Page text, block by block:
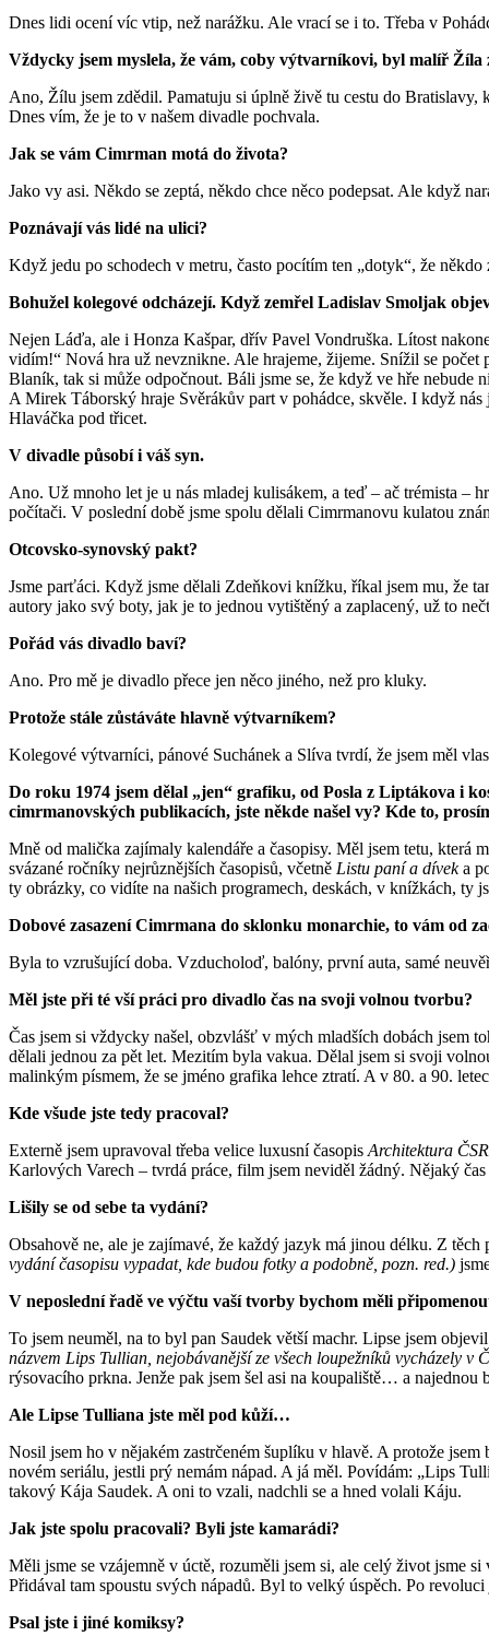
Dnes lidi ocení víc vtip, než narážku. Ale vrací se i to. Třeba v
Vždycky jsem myslela, že vám, coby výtvarníkovi, byl malíř
Ano, Žílu jsem zdědil. Pamatuju si úplně živě tu cestu do
Dnes vím, že je to v našem divadle pochvala.
Jak se vám Cimrman motá do života?
Jako vy asi. Někdo se zeptá, někdo chce něco podepsat. Ale když
Poznávají vás lidé na ulici?
Když jedu po schodech v metru, často pocítím ten „dotyk“, že
Bohužel kolegové odcházejí. Když zemřel Ladislav Smoljak
Nejen Láďa, ale i Honza Kašpar, dřív Pavel Vondruška. Lítost
vidím!“ Nová hra už nevznikne. Ale hrajeme, žijeme. Snížil se
Blaník, tak si může odpočnout. Báli jsme se, že když ve hře
A Mirek Táborský hraje Svěrákův part v pohádce, skvěle. I když
Hlaváčka pod třicet.
V divadle působí i váš syn.
Ano. Už mnoho let je u nás mladej kulisákem, a teď – ač trémista –
počítači. V poslední době jsme spolu dělali Cimrmanovu kulatou
Otcovsko-synovský pakt?
Jsme parťáci. Když jsme dělali Zdeňkovi knížku, říkal jsem mu, že
autory jako svý boty, jak je to jednou vytištěný a zaplacený, už to
Pořád vás divadlo baví?
Ano. Pro mě je divadlo přece jen něco jiného, než pro kluky.
Protože stále zůstáváte hlavně výtvarníkem?
Kolegové výtvarníci, pánové Suchánek a Slíva tvrdí, že jsem měl
Do roku 1974 jsem dělal „jen“ grafiku, od Posla z Liptákova i
cimrmanovských publikacích, jste někde našel vy? Kde to,
Mně od malička zajímaly kalendáře a časopisy. Měl jsem tetu,
svázané ročníky nejrůznějších časopisů, včetně Listu paní a díveka
ty obrázky, co vidíte na našich programech, deskách, v knížkách,
Dobové zasazení Cimrmana do sklonku monarchie, to vám od
Byla to vzrušující doba. Vzducholoď, balóny, první auta, samé
Měl jste při té vší práci pro divadlo čas na svoji volnou tvorbu?
Čas jsem si vždycky našel, obzvlášť v mých mladších dobách jsem
dělali jednou za pět let. Mezitím byla vakua. Dělal jsem si svoji
malinkým písmem, že se jméno grafika lehce ztratí. A v 80. a 90.
Kde všude jste tedy pracoval?
Externě jsem upravoval třeba velice luxusní časopis Architektura ČSR
Karlových Varech – tvrdá práce, film jsem neviděl žádný. Nějaký
Lišily se od sebe ta vydání?
Obsahově ne, ale je zajímavé, že každý jazyk má jinou délku. Z
vydání časopisu vypadat, kde budou fotky a podobně, pozn. red.)
V neposlední řadě ve výčtu vaší tvorby bychom měli
To jsem neuměl, na to byl pan Saudek větší machr. Lipse jsem
názvem Lips Tullian, nejobávanější ze všech loupežníků vycházely v
rýsovacího prkna. Jenže pak jsem šel asi na koupaliště… a najednou
Ale Lipse Tulliana jste měl pod kůží…
Nosil jsem ho v nějakém zastrčeném šuplíku v hlavě. A protože
novém seriálu, jestli prý nemám nápad. A já měl. Povídám: „Lips
takový Kája Saudek. A oni to vzali, nadchli se a hned volali Káju.
Jak jste spolu pracovali? Byli jste kamarádi?
Měli jsme se vzájemně v úctě, rozuměli jsem si, ale celý život jsme
Přidával tam spoustu svých nápadů. Byl to velký úspěch. Po
Psal jste i jiné komiksy?